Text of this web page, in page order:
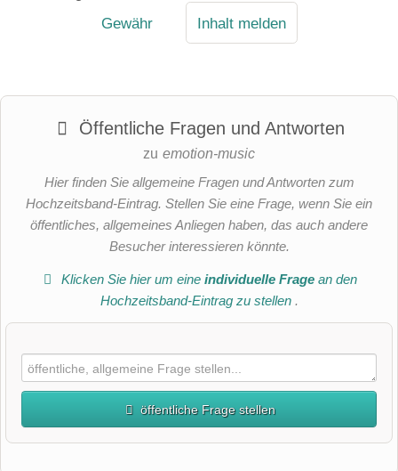
Gewähr
Inhalt melden
Öffentliche Fragen und Antworten
zu emotion-music
Hier finden Sie allgemeine Fragen und Antworten zum
Hochzeitsband-Eintrag. Stellen Sie eine Frage, wenn Sie ein
öffentliches, allgemeines Anliegen haben, das auch andere
Besucher interessieren könnte.
Klicken Sie hier um eineindividuelle Frage an den
Hochzeitsband-Eintrag zu stellen .
öffentliche Frage stellen